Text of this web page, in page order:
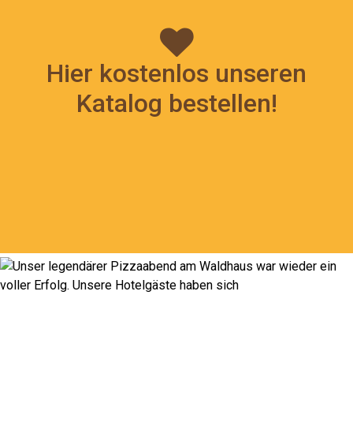
Hier kostenlos unseren
Katalog bestellen!